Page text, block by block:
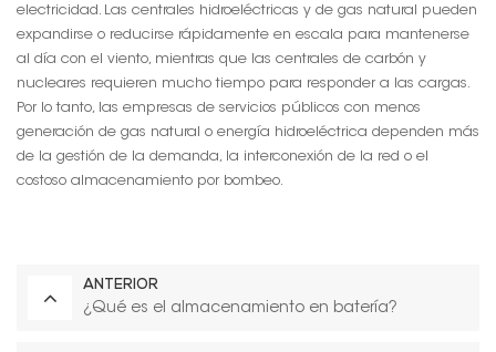
electricidad. Las centrales hidroeléctricas y de gas natural pueden
expandirse o reducirse rápidamente en escala para mantenerse
al día con el viento, mientras que las centrales de carbón y
nucleares requieren mucho tiempo para responder a las cargas.
Por lo tanto, las empresas de servicios públicos con menos
generación de gas natural o energía hidroeléctrica dependen más
de la gestión de la demanda, la interconexión de la red o el
costoso almacenamiento por bombeo.
ANTERIOR
¿Qué es el almacenamiento en batería?